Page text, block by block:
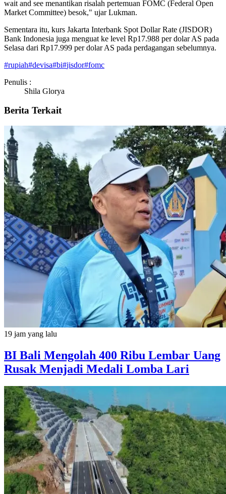
wait and see menantikan risalah pertemuan FOMC (Federal Open
Market Committee) besok," ujar Lukman.
Sementara itu, kurs Jakarta Interbank Spot Dollar Rate (JISDOR)
Bank Indonesia juga menguat ke level Rp17.988 per dolar AS pada
Selasa dari Rp17.999 per dolar AS pada perdagangan sebelumnya.
#rupiah#devisa#bi#jisdor#fomc
Penulis :
Shila Glorya
Berita Terkait
19 jam yang lalu
BI Bali Mengolah 400 Ribu Lembar Uang
Rusak Menjadi Medali Lomba Lari